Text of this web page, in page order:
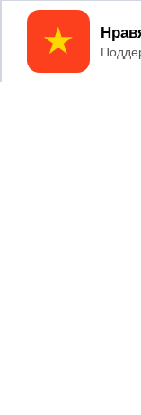
НОВОСТИ